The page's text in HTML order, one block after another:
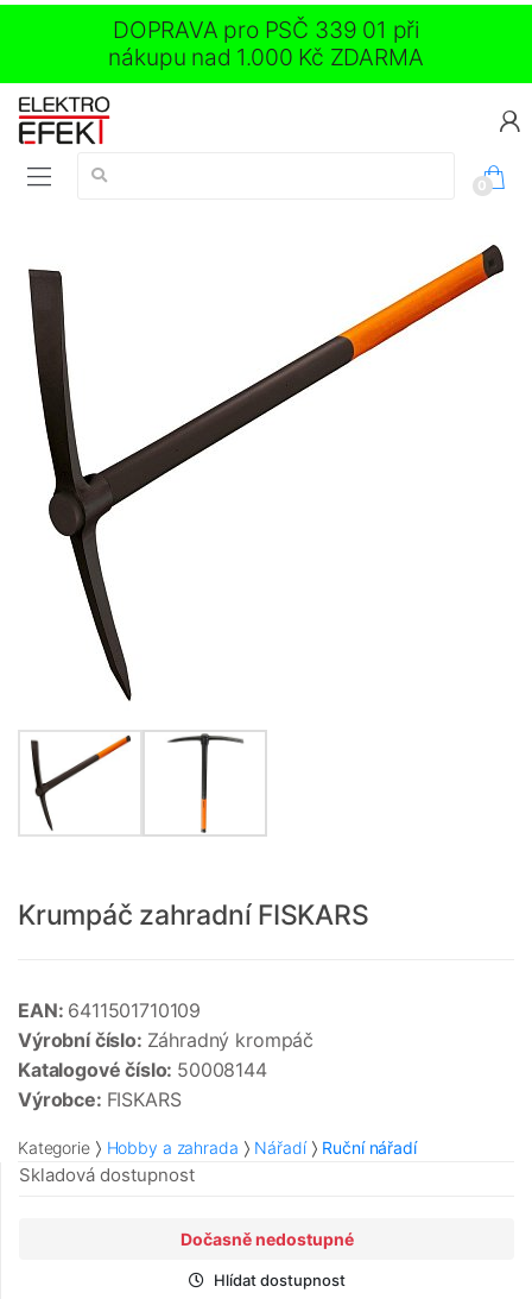
DOPRAVA pro PSČ 339 01 při
nákupu nad 1.000 Kč ZDARMA
Vyhledávání:
0
Krumpáč zahradní FISKARS
EAN: 6411501710109
Výrobní číslo: Záhradný krompáč
Katalogové číslo: 50008144
Výrobce: FISKARS
Kategorie Hobby a zahrada Nářadí Ruční nářadí
Skladová dostupnost
Dočasně nedostupné
Hlídat dostupnost